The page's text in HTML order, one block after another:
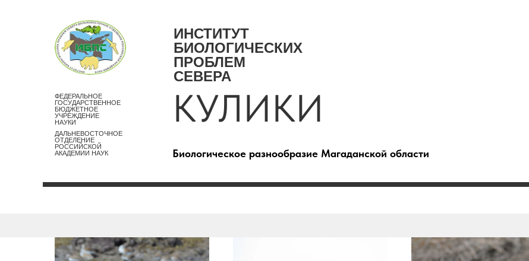
ИНСТИТУТ
БИОЛОГИЧЕСКИХ
ПРОБЛЕМ
СЕВЕРА
ФЕДЕРАЛЬНОЕ
ГОСУДАРСТВЕННОЕ
БЮДЖЕТНОЕ
УЧРЕЖДЕНИЕ
НАУКИ
ДАЛЬНЕВОСТОЧНОЕ
ОТДЕЛЕНИЕ
РОССИЙСКОЙ
АКАДЕМИИ НАУК
КУЛИКИ
Биологическое разнообразие Магаданской области